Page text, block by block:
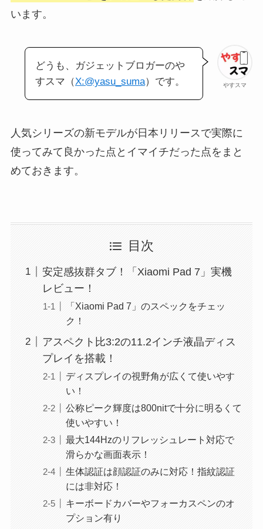
います。
やすスマ
どうも、ガジェットブロガーのや
すスマ（X:@yasu_suma）です。
人気シリーズの新モデルが日本リリースで実際に
使ってみて良かった点とイマイチだった点をまと
めておきます。
目次
安定感抜群タブ！「Xiaomi Pad 7」実機
レビュー！
「Xiaomi Pad 7」のスペックをチェッ
ク！
アスペクト比3:2の11.2インチ液晶ディス
プレイを搭載！
ディスプレイの視野角が広くて使いやす
い！
公称ピーク輝度は800nitで十分に明るくて
使いやすい！
最大144Hzのリフレッシュレート対応で
滑らかな画面表示！
生体認証は顔認証のみに対応！指紋認証
には非対応！
キーボードカバーやフォーカスペンのオ
プション有り